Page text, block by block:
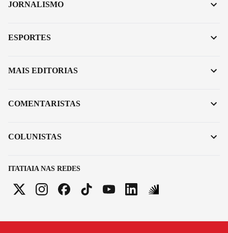
ITATIAIA NAS REDES
JORNALISMO
ESPORTES
MAIS EDITORIAS
COMENTARISTAS
COLUNISTAS